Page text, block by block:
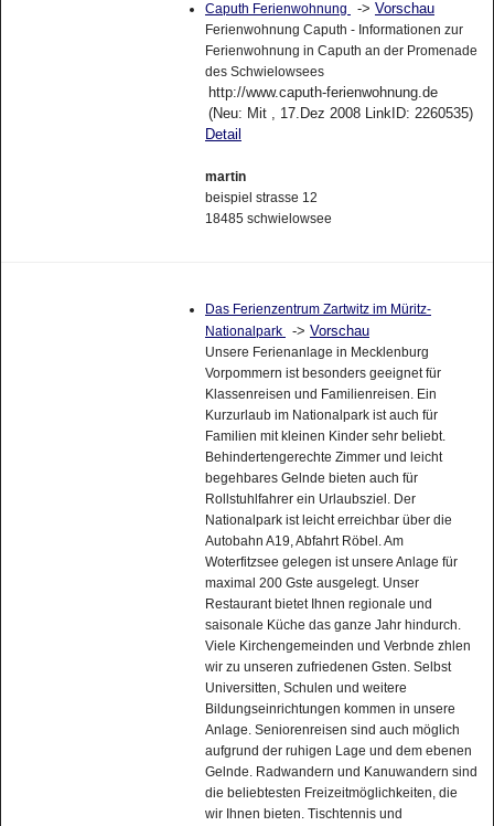
Caputh Ferienwohnung -> Vorschau
Ferienwohnung Caputh - Informationen zur
Ferienwohnung in Caputh an der Promenade
des Schwielowsees
http://www.caputh-ferienwohnung.de
(Neu: Mit , 17.Dez 2008 LinkID: 2260535)
Detail
martin
beispiel strasse 12
18485 schwielowsee
Das Ferienzentrum Zartwitz im Müritz-
Nationalpark
-> Vorschau
Unsere Ferienanlage in Mecklenburg
Vorpommern ist besonders geeignet für
Klassenreisen und Familienreisen. Ein
Kurzurlaub im Nationalpark ist auch für
Familien mit kleinen Kinder sehr beliebt.
Behindertengerechte Zimmer und leicht
begehbares Gelnde bieten auch für
Rollstuhlfahrer ein Urlaubsziel. Der
Nationalpark ist leicht erreichbar über die
Autobahn A19, Abfahrt Röbel. Am
Woterfitzsee gelegen ist unsere Anlage für
maximal 200 Gste ausgelegt. Unser
Restaurant bietet Ihnen regionale und
saisonale Küche das ganze Jahr hindurch.
Viele Kirchengemeinden und Verbnde zhlen
wir zu unseren zufriedenen Gsten. Selbst
Universitten, Schulen und weitere
Bildungseinrichtungen kommen in unsere
Anlage. Seniorenreisen sind auch möglich
aufgrund der ruhigen Lage und dem ebenen
Gelnde. Radwandern und Kanuwandern sind
die beliebtesten Freizeitmöglichkeiten, die
wir Ihnen bieten. Tischtennis und